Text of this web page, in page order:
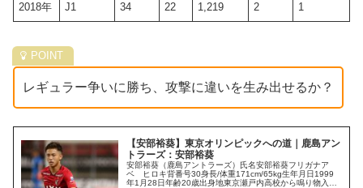
2018年 J1 34 22 1,219 2 1
レギュラー争いに勝ち、攻撃に違いを生み出せるか？
【安部裕葵】東京オリンピックへの道｜鹿島アン
トラーズ：安部裕葵
安部裕葵（鹿島アントラーズ）氏名安部裕葵フリガナア
ベ ヒロキ背番号30身長/体重171cm/65kg生年月日1999
年1月28日年齢20歳出身地東京瀬戸内高校から鳴り物入り